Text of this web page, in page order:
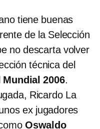
tiene buenas
de la Selección
no descarta volver
técnica del
Mundial 2006.
Ricardo La
ex jugadores
Oswaldo